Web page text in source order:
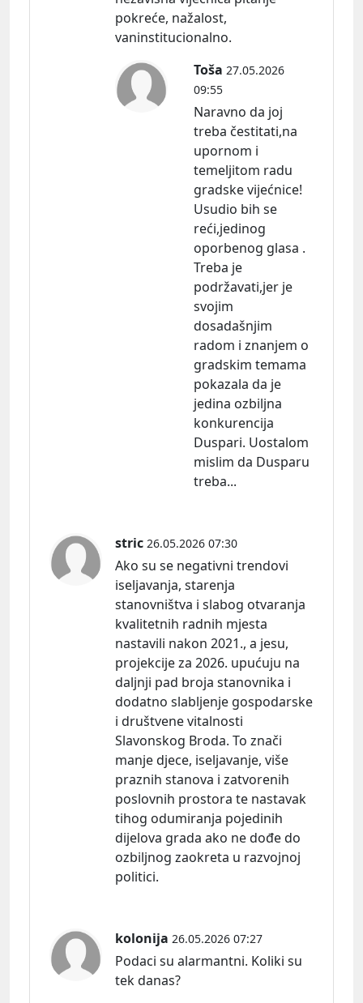
pokreće, nažalost,
vaninstitucionalno.
Toša 27.05.2026
09:55
Naravno da joj
treba čestitati,na
upornom i
temeljitom radu
gradske vijećnice!
Usudio bih se
reći,jedinog
oporbenog glasa .
Treba je
podržavati,jer je
svojim
dosadašnjim
radom i znanjem o
gradskim temama
pokazala da je
jedina ozbiljna
konkurencija
Duspari. Uostalom
mislim da Dusparu
treba...
stric 26.05.2026 07:30
Ako su se negativni trendovi
iseljavanja, starenja
stanovništva i slabog otvaranja
kvalitetnih radnih mjesta
nastavili nakon 2021., a jesu,
projekcije za 2026. upućuju na
daljnji pad broja stanovnika i
dodatno slabljenje gospodarske
i društvene vitalnosti
Slavonskog Broda. To znači
manje djece, iseljavanje, više
praznih stanova i zatvorenih
poslovnih prostora te nastavak
tihog odumiranja pojedinih
dijelova grada ako ne dođe do
ozbiljnog zaokreta u razvojnoj
politici.
kolonija 26.05.2026 07:27
Podaci su alarmantni. Koliki su
tek danas?